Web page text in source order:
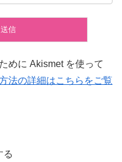
めに Akismet を使って
法の詳細はこちらをご覧
る